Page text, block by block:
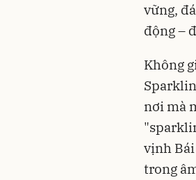
vững,
động –
Không
nơi mà
vịnh
trong